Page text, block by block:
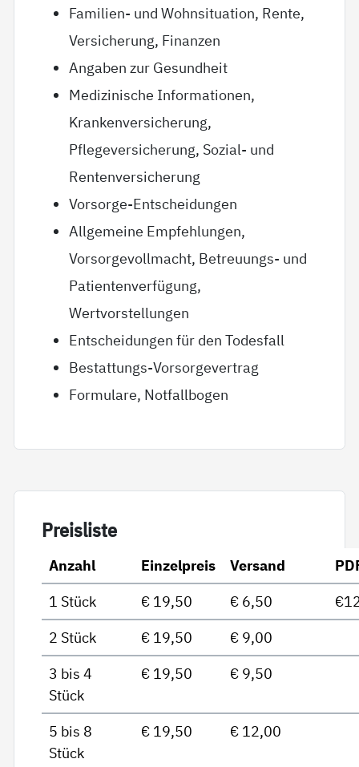
Familien- und Wohnsituation, Rente,
Versicherung, Finanzen
Angaben zur Gesundheit
Medizinische Informationen,
Krankenversicherung,
Pflegeversicherung, Sozial- und
Rentenversicherung
Vorsorge-Entscheidungen
Allgemeine Empfehlungen,
Vorsorgevollmacht, Betreuungs- und
Patientenverfügung,
Wertvorstellungen
Entscheidungen für den Todesfall
Bestattungs-Vorsorgevertrag
Formulare, Notfallbogen
Preis­lis­te
Anzahl Einzelpreis Versand
1 Stück
€ 19,50 € 6,50
2 Stück
€ 19,50
€ 9,00
3 bis 4
Stück
€ 19,50 € 9,50
5 bis 8
Stück
€ 19,50 € 12,00